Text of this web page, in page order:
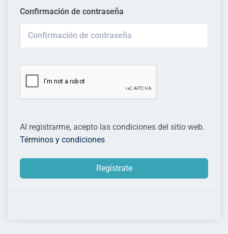
Confirmación de contraseña
Al registrarme, acepto las condiciones del sitio web.
Términos y condiciones
Regístrate